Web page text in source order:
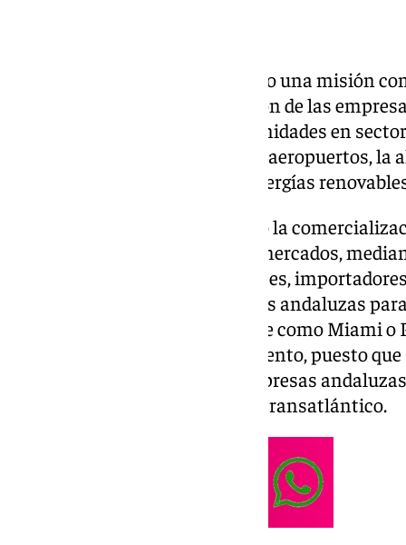
ha organizado una misión
impulsar la internacionalización de las
donde se han detectado oportunidades en
mantenimiento de aeronaves y aeropuertos,
joyería, la construcción y las energías
La agencia pública ha facilitado la
servicios andaluces en ambos mercados,
identificación de posibles clientes,
impulsar la presencia de marcas andaluzas
comerciales con mercados clave como Miami
económico estable y en crecimiento, puesto
la inversión y expansión de empresas
fundamentales en el comercio transatlántico.